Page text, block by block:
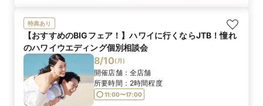
特典あり
【おすすめのBIGフェア！】ハワイに行くならJTB！憧れ
のハワイウエディング個別相談会
8/10(月)
開催店舗： 全店舗
所要時間： 2時間程度
11:00〜17:00